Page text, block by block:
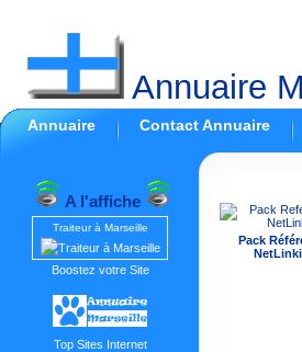
Annuaire
Annuaire Contact Annuaire
A l'affiche
Traiteur à Marseille
Boostez votre Site
Top Sites Internet
Pack